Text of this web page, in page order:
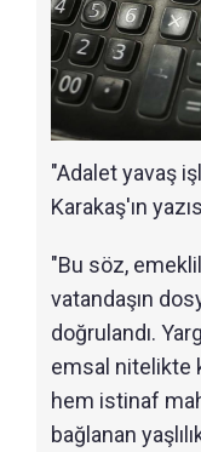
"Adalet yavaş
Karakaş'ın
"Bu söz,
vatandaşın
doğrulandı.
emsal nitelikte
hem istinaf
bağlanan